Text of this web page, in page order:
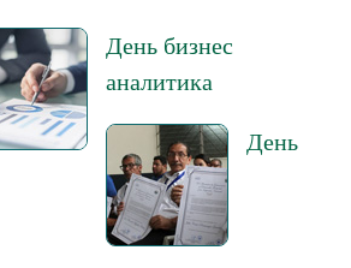
День бизнес
аналитика
День